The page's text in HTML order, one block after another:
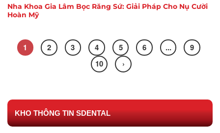
Nha Khoa Gia Lâm Bọc Răng Sứ: Giải Pháp Cho Nụ Cười
Hoàn Mỹ
1 2 3 4 5 6 ...
9
10
›
KHO THÔNG TIN SDENTAL